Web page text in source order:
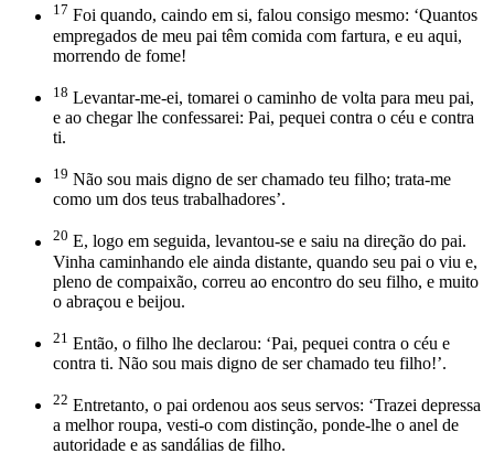
17 Foi quando, caindo em si, falou consigo mesmo: ‘Quantos
empregados de meu pai têm comida com fartura, e eu aqui,
morrendo de fome!
18 Levantar-me-ei, tomarei o caminho de volta para meu pai,
e ao chegar lhe confessarei: Pai, pequei contra o céu e contra
ti.
19 Não sou mais digno de ser chamado teu filho; trata-me
como um dos teus trabalhadores’.
20 E, logo em seguida, levantou-se e saiu na direção do pai.
Vinha caminhando ele ainda distante, quando seu pai o viu e,
pleno de compaixão, correu ao encontro do seu filho, e muito
o abraçou e beijou.
21 Então, o filho lhe declarou: ‘Pai, pequei contra o céu e
contra ti. Não sou mais digno de ser chamado teu filho!’.
22 Entretanto, o pai ordenou aos seus servos: ‘Trazei depressa
a melhor roupa, vesti-o com distinção, ponde-lhe o anel de
autoridade e as sandálias de filho.